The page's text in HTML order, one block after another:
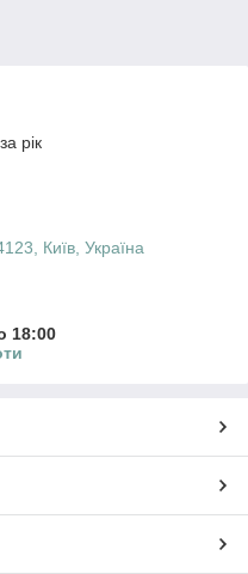
рік
Київ, Україна
18:00